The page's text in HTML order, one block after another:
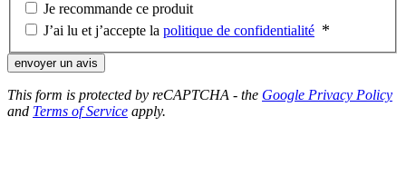
Je recommande ce produit
J’ai lu et j’accepte la politique de confidentialité
envoyer un avis
This form is protected by reCAPTCHA - the Google Privacy Policy
and Terms of Service apply.